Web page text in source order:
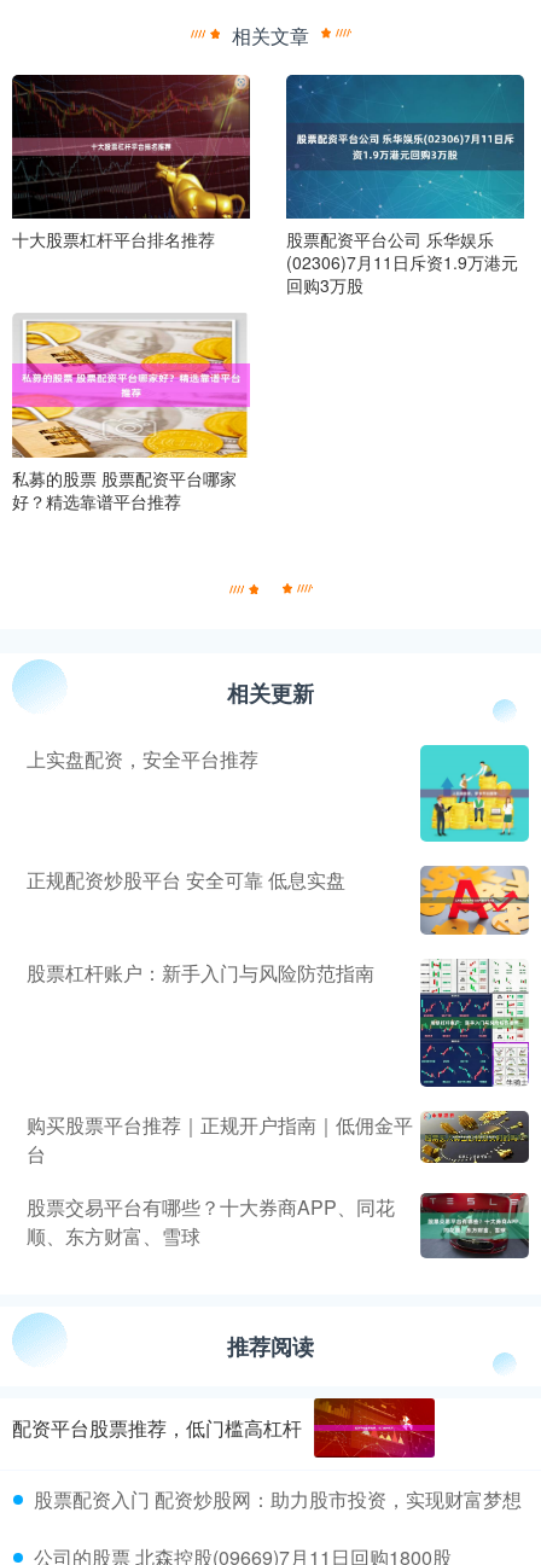
相关文章
十大股票杠杆平台排名推荐
股票配资平台公司 乐华娱乐
(02306)7月11日斥资1.9万港元
回购3万股
私募的股票 股票配资平台哪家
好？精选靠谱平台推荐
相关更新
上实盘配资，安全平台推荐
正规配资炒股平台 安全可靠 低息实盘
股票杠杆账户：新手入门与风险防范指南
购买股票平台推荐｜正规开户指南｜低佣金平
台
股票交易平台有哪些？十大券商APP、同花
顺、东方财富、雪球
推荐阅读
配资平台股票推荐，低门槛高杠杆
股票配资入门 配资炒股网：助力股市投资，实现财富梦想
公司的股票 北森控股(09669)7月11日回购1800股